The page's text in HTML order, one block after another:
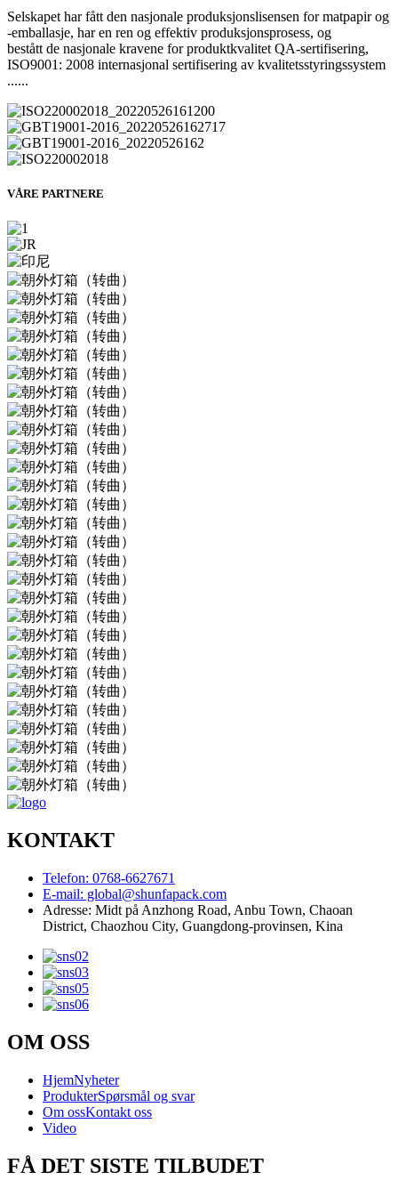
Selskapet har fått den nasjonale produksjonslisensen for matpapir og
-emballasje, har en ren og effektiv produksjonsprosess, og
bestått de nasjonale kravene for produktkvalitet QA-sertifisering,
ISO9001: 2008 internasjonal sertifisering av kvalitetsstyringssystem
......
VÅRE PARTNERE
KONTAKT
Telefon: 0768-6627671
E-mail: global@shunfapack.com
Adresse: Midt på Anzhong Road, Anbu Town, Chaoan
District, Chaozhou City, Guangdong-provinsen, Kina
OM OSS
HjemNyheter
ProdukterSpørsmål og svar
Om ossKontakt oss
Video
FÅ DET SISTE TILBUDET